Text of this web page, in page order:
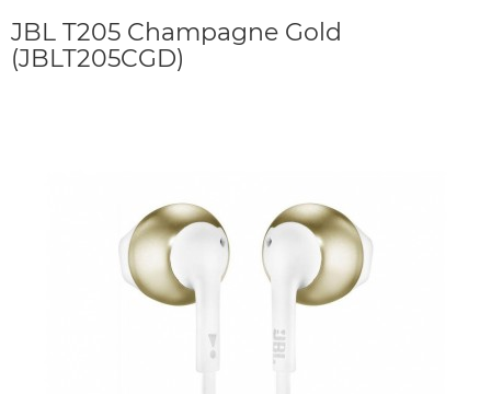
JBL T205 Champagne Gold
(JBLT205CGD)